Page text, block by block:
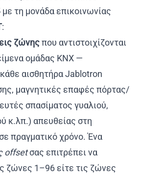
τη μονάδα επικοινωνίας
:
ζώνηςπου αντιστοιχίζονται
ομάδας KNX —
αισθητήρα Jablotron
μαγνητικές επαφές πόρτας/
σπασίματος γυαλιού,
κ.λπ.) απευθείας στη
πραγματικό χρόνο. Ένα
offsetσας επιτρέπει να
ζώνες 1–96 είτε τις ζώνες